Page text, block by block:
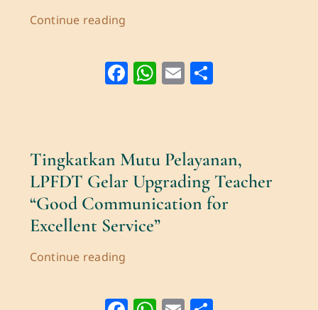
Continue reading
Facebook
WhatsApp
Email
Tingkatkan Mutu Pelayanan,
LPFDT Gelar Upgrading Teacher
“Good Communication for
Excellent Service”
Continue reading